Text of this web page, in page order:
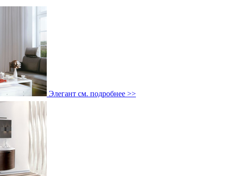
Элегант см. подробнее >>